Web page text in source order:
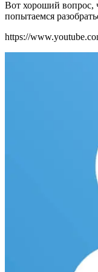
Вот хороший вопрос,
попытаемся
https://